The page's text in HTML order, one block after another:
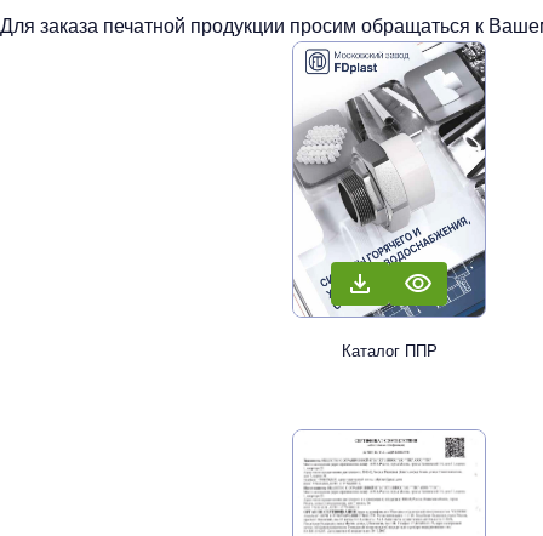
Для заказа печатной продукции просим обращаться к
Каталог ППР